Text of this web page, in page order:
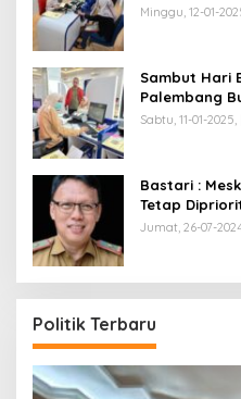
Minggu, 12-01-
Sambut Hari
Palembang
Pekan
Sabtu, 11-01-2025,
Bastari :
Tetap
Jumat, 26-07-
Politik Terbaru